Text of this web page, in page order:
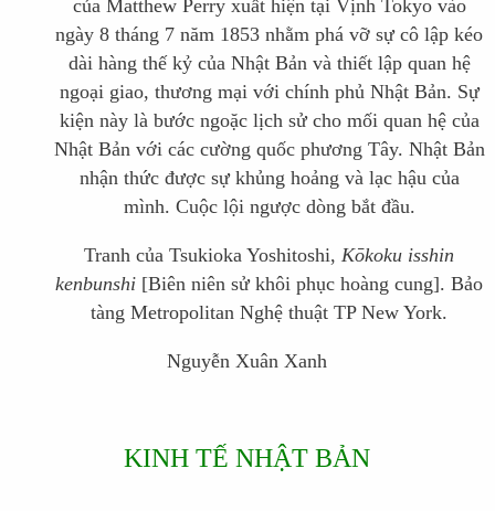
của Matthew Perry xuất hiện tại Vịnh Tokyo vào
ngày 8 tháng 7 năm 1853 nhằm phá vỡ sự cô lập kéo
dài hàng thế kỷ của Nhật Bản và thiết lập quan hệ
ngoại giao, thương mại với chính phủ Nhật Bản. Sự
kiện này là bước ngoặc lịch sử cho mối quan hệ của
Nhật Bản với các cường quốc phương Tây. Nhật Bản
nhận thức được sự khủng hoảng và lạc hậu của
mình. Cuộc lội ngược dòng bắt đầu.
Tranh của Tsukioka Yoshitoshi,Kōkoku isshin
kenbunshi [Biên niên sử khôi phục hoàng cung]. Bảo
tàng Metropolitan Nghệ thuật TP New York.
Nguyễn Xuân Xanh
KINH TẾ NHẬT BẢN